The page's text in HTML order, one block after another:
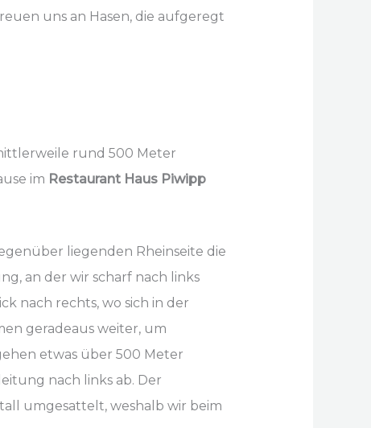
uns an Hasen, die aufgeregt
rund 500 Meter
im Restaurant Haus Piwipp
liegenden Rheinseite die
an der wir scharf nach links
nach rechts, wo sich in der
geradeaus weiter, um
etwas über 500 Meter
nach links ab. Der
umgesattelt, weshalb wir beim